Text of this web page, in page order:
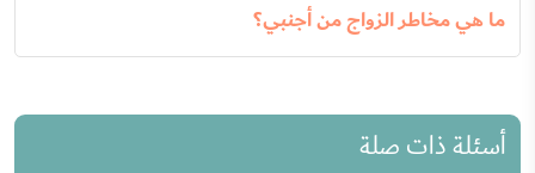
ما هي مخاطر الزواج من أجنبي؟
أسئلة ذات صلة